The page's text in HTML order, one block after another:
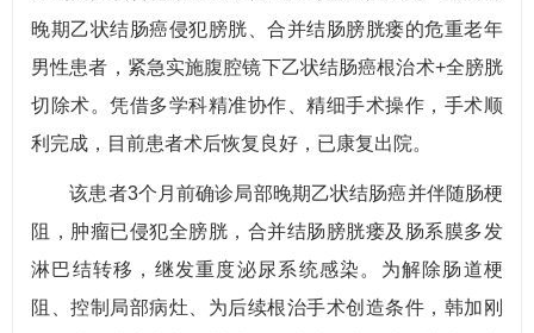
晚期乙状结肠癌侵犯膀胱、合并结肠膀胱瘘的危重老年
男性患者，紧急实施腹腔镜下乙状结肠癌根治术+全膀胱
切除术。凭借多学科精准协作、精细手术操作，手术顺
利完成，目前患者术后恢复良好，已康复出院。
该患者3个月前确诊局部晚期乙状结肠癌并伴随肠梗
阻，肿瘤已侵犯全膀胱，合并结肠膀胱瘘及肠系膜多发
淋巴结转移，继发重度泌尿系统感染。为解除肠道梗
阻、控制局部病灶、为后续根治手术创造条件，韩加刚